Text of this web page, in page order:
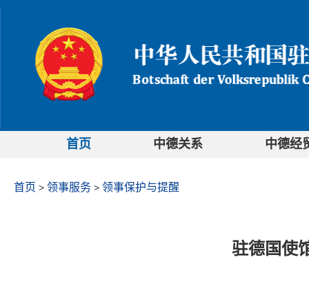
首页 中德关系 中德经
首页 > 领事服务 > 领事保护与提醒
驻德国使